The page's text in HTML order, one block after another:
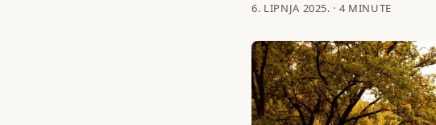
6. LIPNJA 2025. · 4 MINUTE